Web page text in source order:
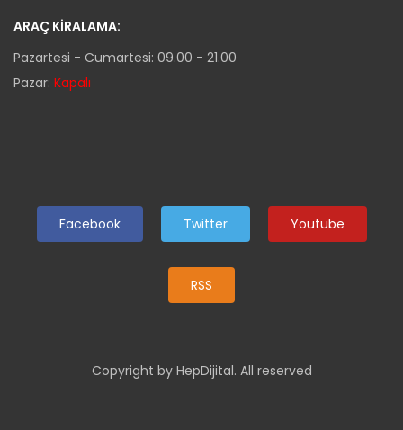
ARAÇ KIRALAMA:
Pazartesi - Cumartesi: 09.00 - 21.00
Pazar: Kapalı
Facebook Twitter Youtube
RSS
Copyright by HepDijital. All reserved